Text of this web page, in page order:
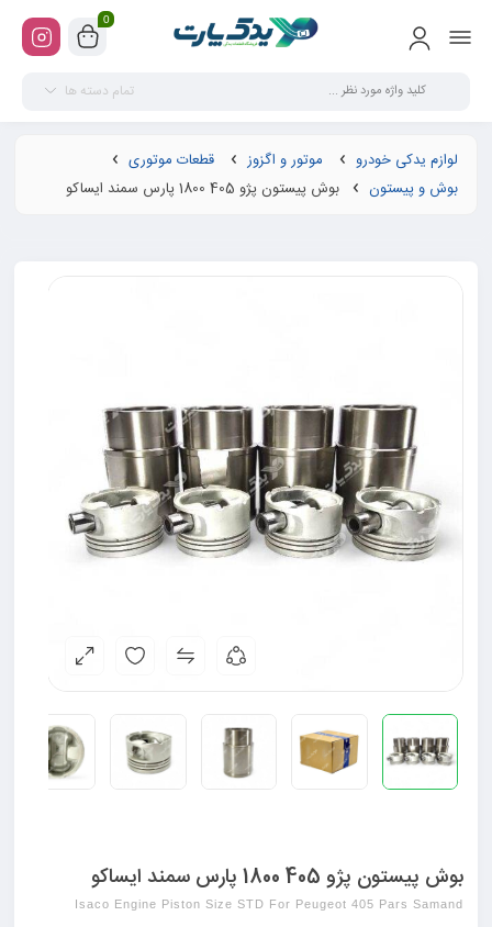
0
تمام دسته ها
لوازم یدکی خودرو موتور و اگزوز
قطعات موتوری
بوش و پیستون
بوش پیستون پژو 405 1800 پارس سمند ایساکو
بوش پیستون پژو 405 1800 پارس سمند ایساکو
Isaco Engine Piston Size STD For Peugeot 405 Pars Samand